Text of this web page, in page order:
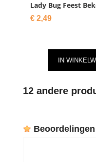
Lady Bug Feest
Prijs
€ 2,49
IN
12 andere
Beoordelingen